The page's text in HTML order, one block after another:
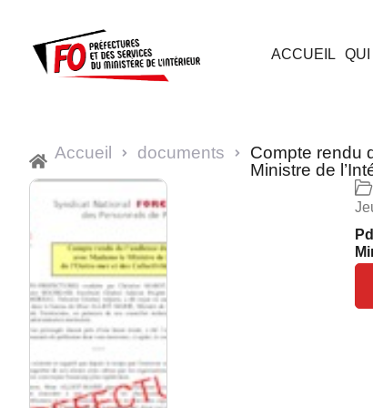
ACCUEIL
Accueil documents
Compte rendu
Ministre de